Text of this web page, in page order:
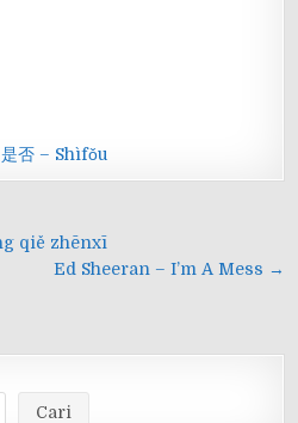
否 – Shìfǒu
qiě zhēnxī
Ed Sheeran – I’m A Mess →
Cari